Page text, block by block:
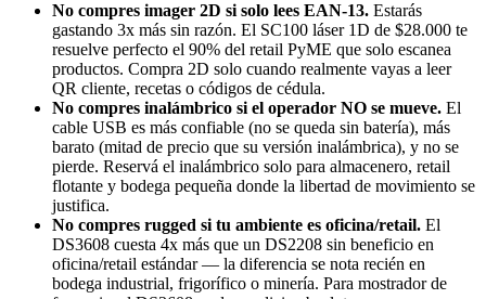
No compres imager 2D si solo lees EAN-13. Estarás
gastando 3x más sin razón. El SC100 láser 1D de $28.000 te
resuelve perfecto el 90% del retail PyME que solo escanea
productos. Compra 2D solo cuando realmente vayas a leer
QR cliente, recetas o códigos de cédula.
No compres inalámbrico si el operador NO se mueve. El
cable USB es más confiable (no se queda sin batería), más
barato (mitad de precio que su versión inalámbrica), y no se
pierde. Reservá el inalámbrico solo para almacenero, retail
flotante y bodega pequeña donde la libertad de movimiento se
justifica.
No compres rugged si tu ambiente es oficina/retail. El
DS3608 cuesta 4x más que un DS2208 sin beneficio en
oficina/retail estándar — la diferencia se nota recién en
bodega industrial, frigorífico o minería. Para mostrador de